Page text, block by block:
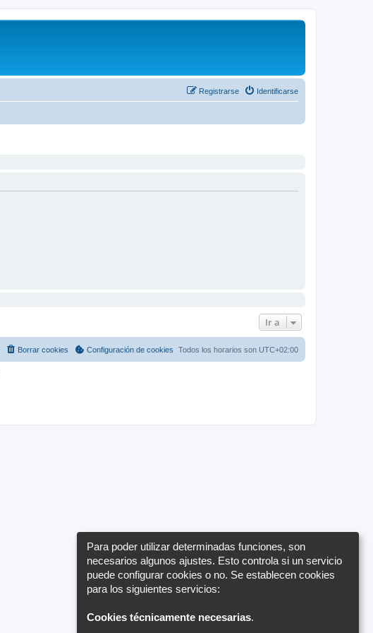
Identificarse
Registrarse
Ir a
Todos los horarios son UTC+02:00
Configuración de cookies
Borrar cookies
Para poder utilizar determinadas funciones, son
necesarios algunos ajustes. Esto controla si un servicio
puede configurar cookies o no. Se establecen cookies
para los siguientes servicios:
Cookies técnicamente necesarias.